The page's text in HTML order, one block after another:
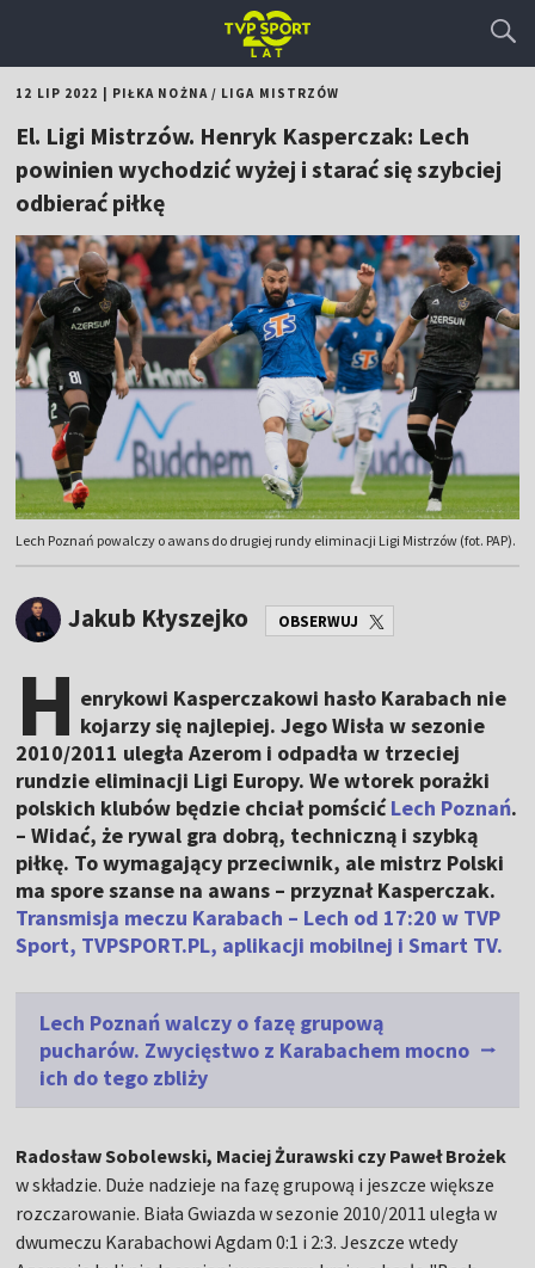
12 LIP 2022 PIŁKA NOŻNA/ LIGA MISTRZÓW
El. Ligi Mistrzów. Henryk Kasperczak: Lech
powinien wychodzić wyżej i starać się szybciej
odbierać piłkę
Lech Poznań powalczy o awans do drugiej rundy eliminacji Ligi Mistrzów (fot. PAP).
Jakub Kłyszejko OBSERWUJ
H enrykowi Kasperczakowi hasło Karabach nie
kojarzy się najlepiej. Jego Wisła w sezonie
2010/2011 uległa Azerom i odpadła w trzeciej
rundzie eliminacji Ligi Europy. We wtorek porażki
polskich klubów będzie chciał pomścićLech Poznań.
– Widać, że rywal gra dobrą, techniczną i szybką
piłkę. To wymagający przeciwnik, ale mistrz Polski
ma spore szanse na awans – przyznał Kasperczak.
Transmisja meczu Karabach – Lech od 17:20 w TVP
Sport, TVPSPORT.PL, aplikacji mobilnej i Smart TV.
Lech Poznań walczy o fazę grupową
pucharów. Zwycięstwo z Karabachem mocno
ich do tego zbliży
Radosław Sobolewski, Maciej Żurawski czy Paweł Brożek
w składzie. Duże nadzieje na fazę grupową i jeszcze większe
rozczarowanie. Biała Gwiazda w sezonie 2010/2011 uległa w
dwumeczu Karabachowi Agdam 0:1 i 2:3. Jeszcze wtedy